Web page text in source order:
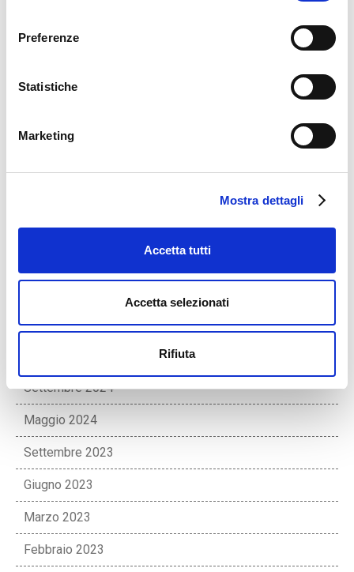
Preferenze
Statistiche
Marketing
Mostra dettagli
Accetta tutti
Accetta selezionati
Rifiuta
Archivio iniziative
Marzo 2026
Febbraio 2026
Luglio 2025
Dicembre 2024
Settembre 2024
Maggio 2024
Settembre 2023
Giugno 2023
Marzo 2023
Febbraio 2023